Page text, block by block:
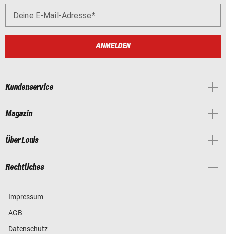
Deine E-Mail-Adresse
ANMELDEN
Kundenservice
Magazin
Über Louis
Rechtliches
Impressum
AGB
Datenschutz